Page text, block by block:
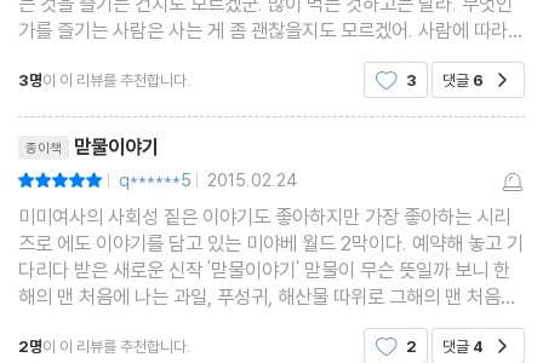
가를 즐기는 사람은 사는 게 좀 괜찮을지도 모르겠어. 사람에 따라
즐거움을 느끼는 일은 다르겠지. 내가 아주 안 먹는 것도 먹는 것을
싫어하는 것도 아니야. 그저 그것 때문에
3명이 이 리뷰를 추천합니다. 3 댓글 6
종이책 맏물이야기
| q******5 | 2015.02.24
미미여사의 사회성 짙은 이야기도 좋아하지만 가장 좋아하는 시리
즈로 에도 이야기를 담고 있는 미야베 월드 2막이다. 예약해 놓고 기
다리다 받은 새로운 신작 '맏물이야기' 맏물이 무슨 뜻일까 보니 한
해의 맨 처음에 나는 과일, 푸성귀, 해산물 따위로 그해의 맨 처음에
나는 것으로 이것을 먹으면 수명이 늘어난다고 하여 좋은 의미를 담
고 있는데 '맏물이야기' 각 계절의 식자재를
2명이 이 리뷰를 추천합니다. 2 댓글 4